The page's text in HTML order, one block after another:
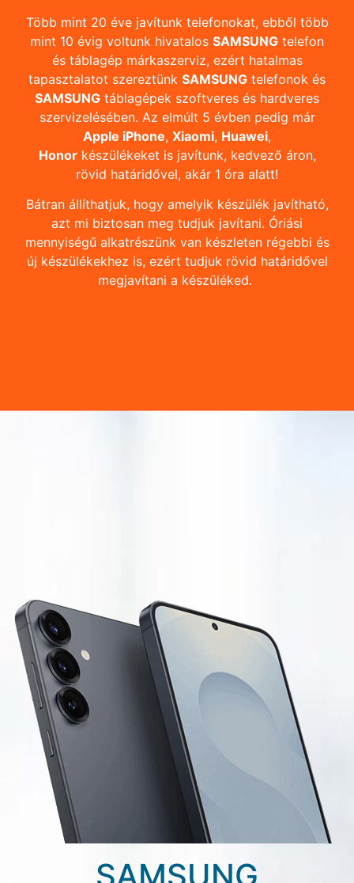
Több mint 20 éve javítunk telefonokat, ebből több
mint 10 évig voltunk hivatalos SAMSUNG telefon
és táblagép márkaszerviz, ezért hatalmas
tapasztalatot szereztünk SAMSUNG telefonok és
SAMSUNG táblagépek szoftveres és hardveres
szervizelésében. Az elmúlt 5 évben pedig már
Apple iPhone, Xiaomi, Huawei,
Honorkészülékeket is javítunk, kedvező áron,
rövid határidővel, akár 1 óra alatt!
Bátran állíthatjuk, hogy amelyik készülék javítható,
azt mi biztosan meg tudjuk javítani. Óriási
mennyiségű alkatrészünk van készleten régebbi és
új készülékekhez is, ezért tudjuk rövid határidővel
megjavítani a készüléked.